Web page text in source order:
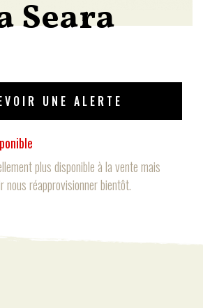
Seara
UNE ALERTE
plus disponible à la vente mais
nous réapprovisionner bientôt.